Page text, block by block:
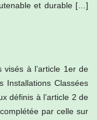
et durable […]
visés à l’article 1er de
Installations Classées
définis à l’article 2 de
par celle sur